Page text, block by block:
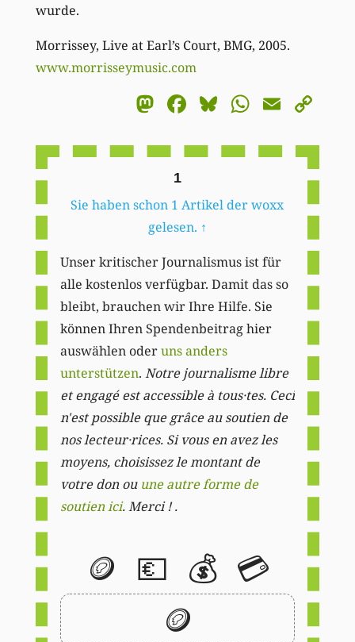
wurde.
Morrissey, Live at Earl’s Court, BMG, 2005.
www.morrisseymusic.com
Mastodon
Facebook
BlueskyEmail
1
Sie haben schon 1 Artikel der woxx
gelesen. ↑
Unser kritischer Journalismus ist für
alle kostenlos verfügbar. Damit das so
bleibt, brauchen wir Ihre Hilfe. Sie
können Ihren Spendenbeitrag hier
auswählen oderuns anders
unterstützen. Notre journalisme libre
et engagé est accessible à tous·tes. Ceci
n'est possible que grâce au soutien de
nos lecteur·rices. Si vous en avez les
moyens, choisissez le montant de
votre don ou une autre forme de
soutien ici. Merci ! .
🪙 💶 💰 💳
🪙